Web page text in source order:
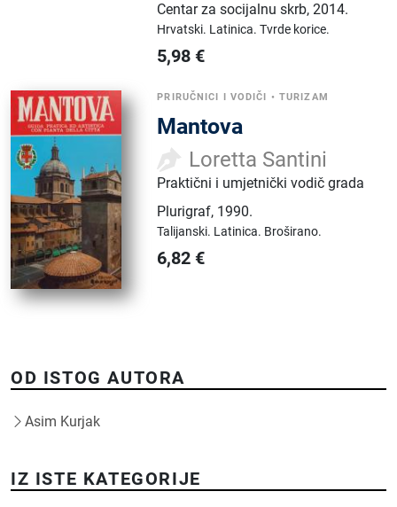
Centar za socijalnu skrb,2014.
Hrvatski. Latinica.Tvrde korice.
5,98 €
PRIRUČNICI I VODIČI • TURIZAM
Mantova
Loretta Santini
Praktični i umjetnički vodič grada
Plurigraf, 1990.
Talijanski. Latinica. Broširano.
6,82 €
OD ISTOG AUTORA
Asim Kurjak
IZ ISTE KATEGORIJE